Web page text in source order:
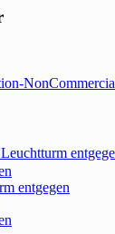
entgegen